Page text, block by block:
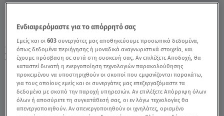
Μαρίνα Σάττι Για Eurovision: «Ελπίζω Να
Σας Κάνω Περήφανους» - Video
Ενδιαφερόμαστε για το απόρρητό σας
Εμείς και οι603 συνεργάτες μας αποθηκεύουμε προσωπικά δεδομένα,
όπως δεδομένα περιήγησης ή μοναδικά αναγνωριστικά στοιχεία, και
έχουμε πρόσβαση σε αυτά στη συσκευή σας. Αν επιλέξετε Αποδοχή, θα
καταστεί δυνατή η ενεργοποίηση τεχνολογιών παρακολούθησης
προκειμένου να υποστηριχθούν οι σκοποί που εμφανίζονται παρακάτω,
για τους οποίους εμείς και οι συνεργάτες μας επεξεργαζόμαστε τα
δεδομένα με σκοπό την παροχή υπηρεσιών. Αν επιλέξετε Απόρριψη όλων
όλων ή αποσύρετε τη συγκατάθεσή σας, οι εν λόγω τεχνολογίες θα
απενεργοποιηθούν. Αν απενεργοποιηθούν οι ιχνηλάτες, ορισμένο